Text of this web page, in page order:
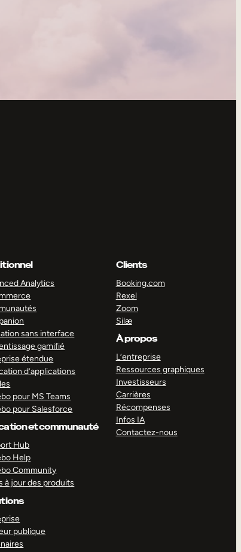
Analytics
sans interface
gamifié
étendue
d’applications
pour MS Teams
pour Salesforce
et communauté
Hub
Help
Community
à jour des produits
publique
Clients
Booking.com
Rexel
Zoom
Silæ
À propos
L’entreprise
Ressources graphiques
Investisseurs
Carrières
Récompenses
Infos IA
Contactez-nous